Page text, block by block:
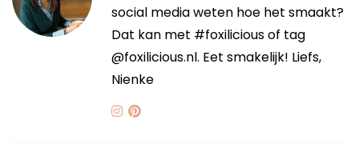
social media weten hoe het smaakt?
Dat kan met #foxilicious of tag
@foxilicious.nl. Eet smakelijk! Liefs,
Nienke